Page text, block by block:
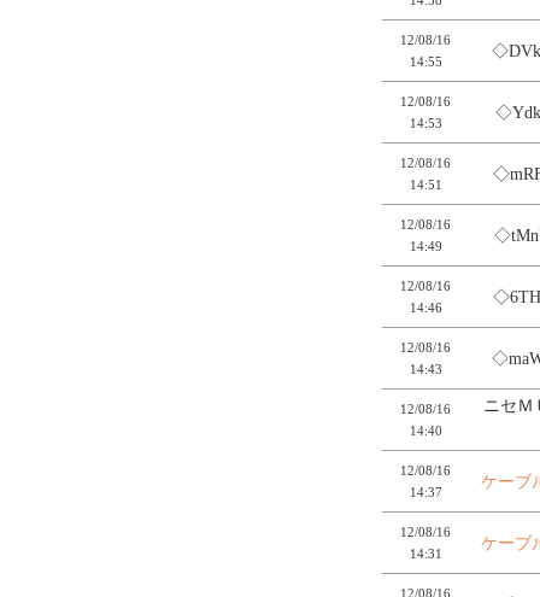
12/08/16
14:55
12/08/16
14:53
12/08/16
14:51
12/08/16
14:49
12/08/16
14:46
12/08/16
14:43
12/08/16
14:40
ニセＭ
12/08/16
14:37
ケーブ
12/08/16
14:31
ケーブ
12/08/16